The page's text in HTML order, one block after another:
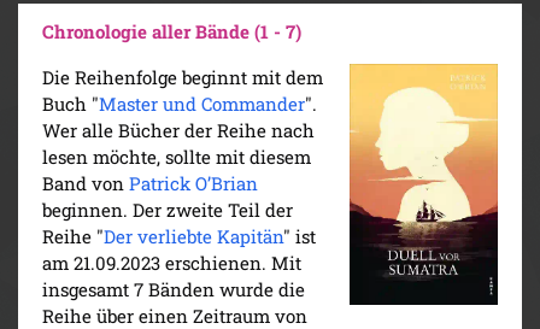
Chronologie aller Bände (1 - 7)
Die Reihenfolge beginnt mit dem
Buch "Master und Commander".
Wer alle Bücher der Reihe nach
lesen möchte, sollte mit diesem
Band von Patrick O’Brian
beginnen. Der zweite Teil der
Reihe "Der verliebte Kapitän" ist
am 21.09.2023 erschienen. Mit
insgesamt 7 Bänden wurde die
Reihe über einen Zeitraum von